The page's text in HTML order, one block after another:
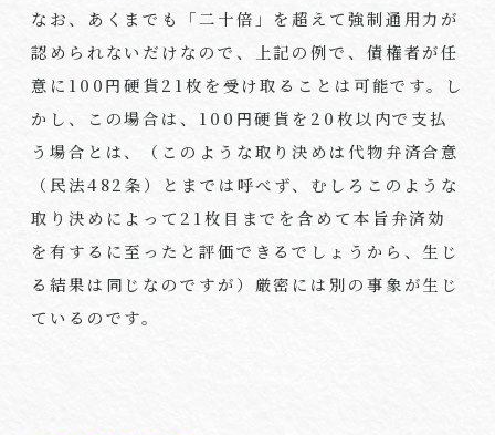
なお、あくまでも「二十倍」を超えて強制通用力が
認められないだけなので、上記の例で、債権者が任
意に 100円硬貨21枚を受け取ることは可能です。し
かし、この場合は、 100 円硬貨を 20枚以内で支払
う場合とは、（このような取り決めは代物弁済合意
（民法482条）とまでは呼べず、むしろこのような
取り決めによって 21枚目までを含めて本旨弁済効
を有するに至ったと評価できるでしょうから、生じ
る結果は同じなのですが）厳密には別の事象が生じ
ているのです。